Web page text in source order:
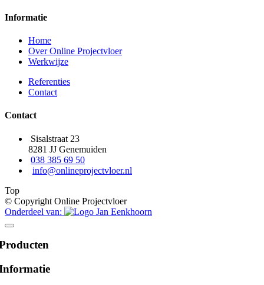
Informatie
Home
Over Online Projectvloer
Werkwijze
Referenties
Contact
Contact
Sisalstraat 23
8281 JJ Genemuiden
038 385 69 50
info@onlineprojectvloer.nl
Top
© Copyright Online Projectvloer
Onderdeel van: